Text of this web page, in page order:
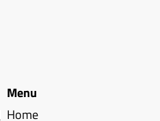
Menu
Home